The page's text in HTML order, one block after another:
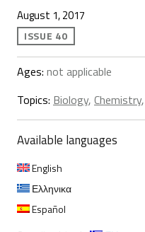
August 1, 2017
ISSUE 40
Ages: not applicable
Topics: Biology, Chemistry,
Available languages
English
Ελληνικα
Español